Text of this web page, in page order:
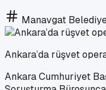
Manavgat
Ankara’da rüşvet
Ankara Cumhuriyet